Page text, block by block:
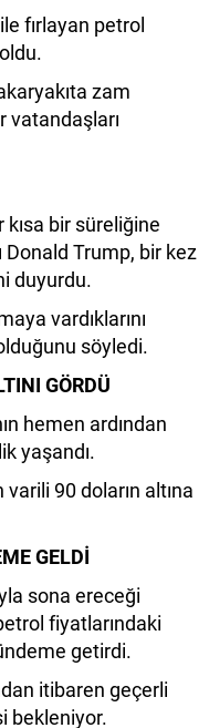
fırlayan petrol
zam
vatandaşları
kısa bir süreliğine
Donald Trump, bir kez
duyurdu.
vardıklarını
söyledi.
GÖRDÜ
hemen ardından
yaşandı.
90 doların altına
GELDİ
sona ereceği
fiyatlarındaki
getirdi.
itibaren geçerli
bekleniyor.